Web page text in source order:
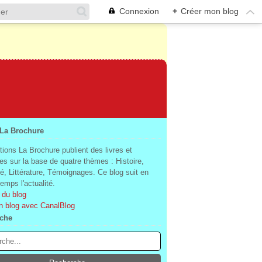
Connexion + Créer mon blog
Brochure
La Brochure publient des livres et
sur la base de quatre thèmes : Histoire,
Littérature, Témoignages. Ce blog suit en
l'actualité.
blog
blog avec CanalBlog